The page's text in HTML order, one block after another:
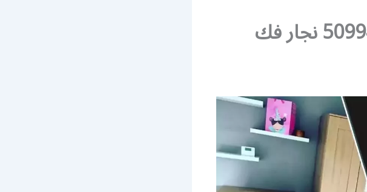
تركيب أثاث إيكيا القرين 50994991 نجار فك